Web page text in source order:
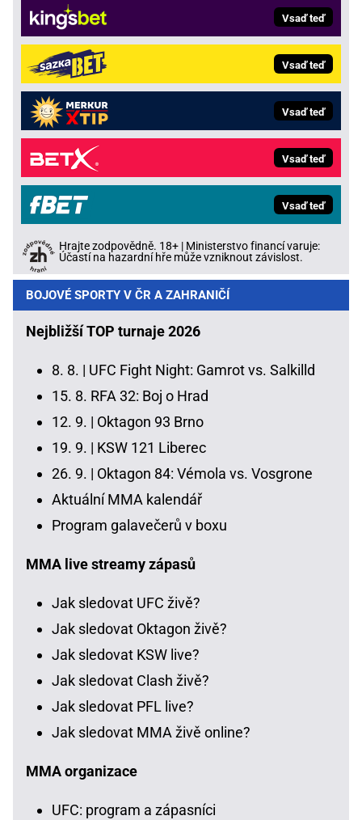
Vsaď teď
Vsaď teď
Vsaď teď
Vsaď teď
Vsaď teď
Hrajte zodpovědně. 18+ | Ministerstvo financí varuje:
Účastí na hazardní hře může vzniknout závislost.
BOJOVÉ SPORTY V ČR A ZAHRANIČÍ
Nejbližší TOP turnaje 2026
8. 8. | UFC Fight Night: Gamrot vs. Salkilld
15. 8. RFA 32: Boj o Hrad
12. 9. | Oktagon 93 Brno
19. 9. | KSW 121 Liberec
26. 9. | Oktagon 84: Vémola vs. Vosgrone
Aktuální MMA kalendář
Program galavečerů v boxu
MMA live streamy zápasů
Jak sledovat UFC živě?
Jak sledovat Oktagon živě?
Jak sledovat KSW live?
Jak sledovat Clash živě?
Jak sledovat PFL live?
Jak sledovat MMA živě online?
MMA organizace
UFC: program a zápasníci